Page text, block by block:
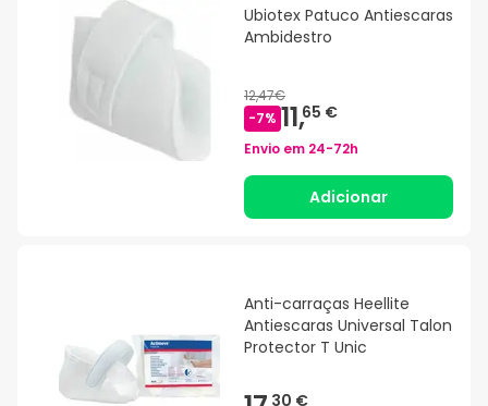
Ubiotex Patuco Antiescaras
Ambidestro
12,47€
-7% 11,65 €
Envio em 24-72h
Adicionar
Anti-carraças Heellite
Antiescaras Universal Talon
Protector T Unic
30 €